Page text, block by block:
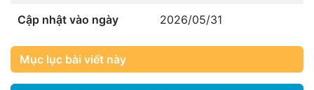
Cập nhật vào ngày 2026/05/31
Mục lục bài viết này